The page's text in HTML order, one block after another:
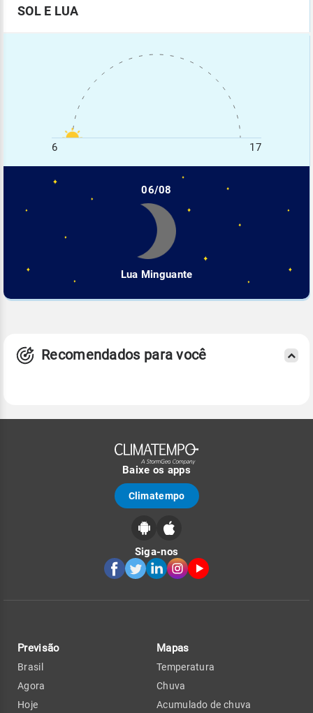
SOL E LUA
6 17
06/08
Lua Minguante
Recomendados para você
Baixe os apps
Climatempo
Siga-nos
Previsão
Brasil
Agora
Hoje
Mapas
Temperatura
Chuva
Acumulado de chuva